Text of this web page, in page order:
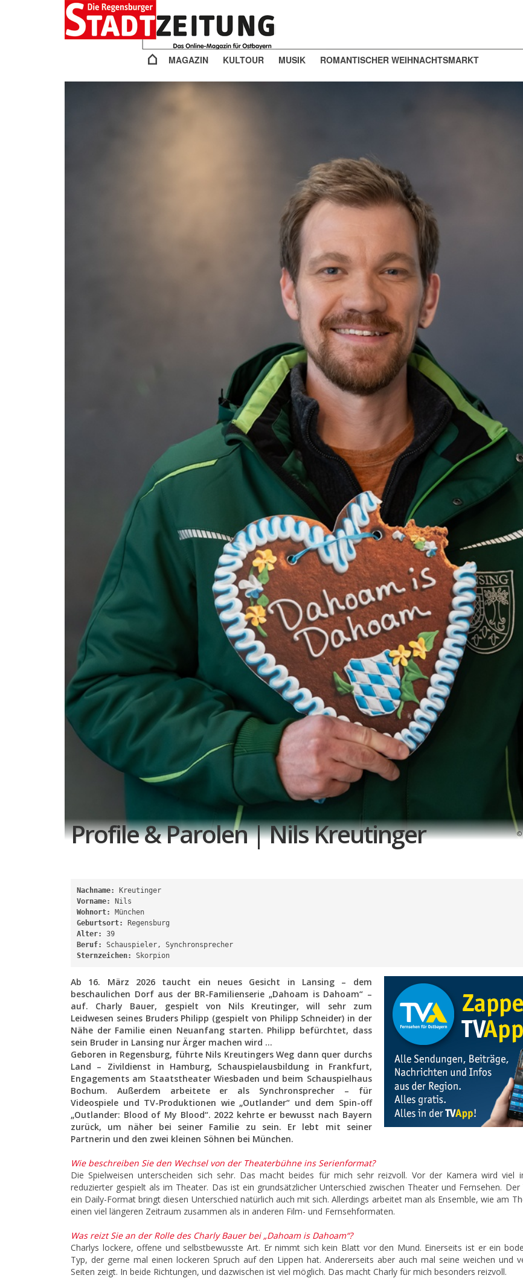
MAGAZIN KULTOUR MUSIK ROMANTISCHER WEIHNACHTSMARKT
Profile & Parolen | Nils Kreutinger
Nachname:
Kreutinger
Vorname:
Nils
Wohnort:
München
Geburtsort:
Regensburg
Alter:
39
Beruf:
Schauspieler, Synchronsprecher
Sternzeichen:
Skorpion
Ab 16. März 2026 taucht ein neues Gesicht in Lansing – dem
beschaulichen Dorf aus der BR-Familienserie „Dahoam is Dahoam“ –
auf. Charly Bauer, gespielt von Nils Kreutinger, will sehr zum
Leidwesen seines Bruders Philipp (gespielt von Philipp Schneider) in der
Nähe der Familie einen Neuanfang starten. Philipp befürchtet, dass
sein Bruder in Lansing nur Ärger machen wird …
Geboren in Regensburg, führte Nils Kreutingers Weg dann quer durchs
Land – Zivildienst in Hamburg, Schauspielausbildung in Frankfurt,
Engagements am Staatstheater Wiesbaden und beim Schauspielhaus
Bochum. Außerdem arbeitete er als Synchronsprecher – für
Videospiele und TV-Produktionen wie „Outlander“ und dem Spin-off
„Outlander: Blood of My Blood“. 2022 kehrte er bewusst nach Bayern
zurück, um näher bei seiner Familie zu sein. Er lebt mit seiner
Partnerin und den zwei kleinen Söhnen bei München.
Wie beschreiben Sie den Wechsel von der Theaterbühne ins Serienformat?
Die Spielweisen unterscheiden sich sehr. Das macht beides für mich sehr reizvoll. Vor der Kamera wird viel
reduzierter gespielt als im Theater. Das ist ein grundsätzlicher Unterschied zwischen Theater und Fernsehen. Der
ein Daily-Format bringt diesen Unterschied natürlich auch mit sich. Allerdings arbeitet man als Ensemble, wie am
einen viel längeren Zeitraum zusammen als in anderen Film- und Fernsehformaten.
Was reizt Sie an der Rolle des Charly Bauer bei „Dahoam is Dahoam“?
Charlys lockere, offene und selbstbewusste Art. Er nimmt sich kein Blatt vor den Mund. Einerseits ist er ein
Typ, der gerne mal einen lockeren Spruch auf den Lippen hat. Andererseits aber auch mal seine weichen und
Seiten zeigt. In beide Richtungen, und dazwischen ist viel möglich. Das macht Charly für mich besonders reizvoll.